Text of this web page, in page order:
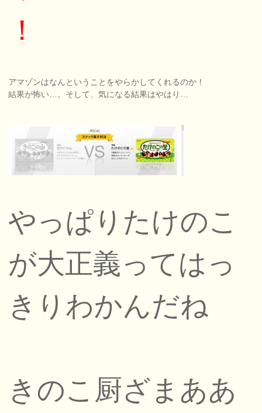
！
アマゾンはなんということをやらかしてくれるのか！
結果が怖い…。そして、気になる結果はやはり…
やっぱりたけのこ
が大正義ってはっ
きりわかんだね
きのこ厨ざまああ